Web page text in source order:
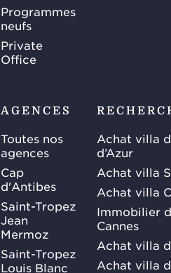
Programmes
neufs
Private
Office
AGENCES
Toutes nos
agences
Cap
d'Antibes
Saint-Tropez
Jean
Mermoz
Saint-Tropez
Louis Blanc
Achat villa
d’Azur
Achat villa
Achat villa
Immobilier
Cannes
Achat villa
Achat villa